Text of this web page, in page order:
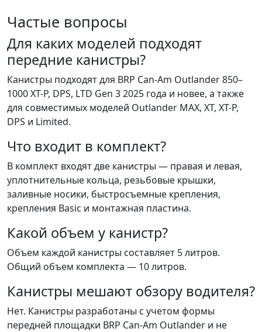
Частые вопросы
Для каких моделей подходят
передние канистры?
Канистры подходят для BRP Can-Am Outlander 850–
1000 XT-P, DPS, LTD Gen 3 2025 года и новее, а также
для совместимых моделей Outlander MAX, XT, XT-P,
DPS и Limited.
Что входит в комплект?
В комплект входят две канистры — правая и левая,
уплотнительные кольца, резьбовые крышки,
заливные носики, быстросъемные крепления,
крепления Basic и монтажная пластина.
Какой объем у канистр?
Объем каждой канистры составляет 5 литров.
Общий объем комплекта — 10 литров.
Канистры мешают обзору водителя?
Нет. Канистры разработаны с учетом формы
передней площадки BRP Can-Am Outlander и не